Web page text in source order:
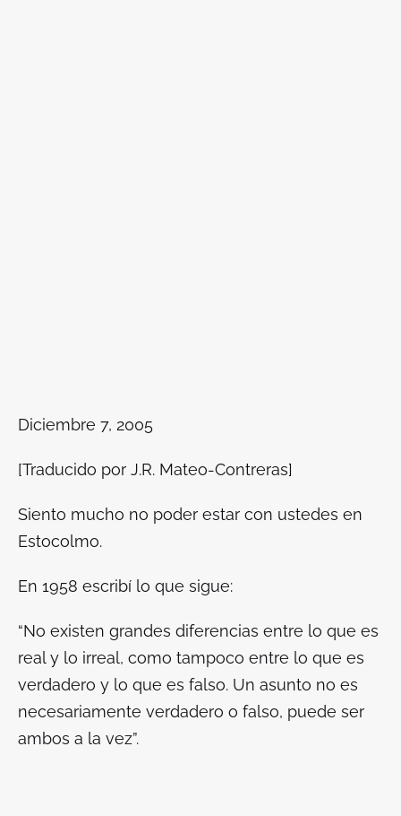
Diciembre 7, 2005
[Traducido por J.R. Mateo-Contreras]
Siento mucho no poder estar con ustedes en
Estocolmo.
En 1958 escribí lo que sigue:
“No existen grandes diferencias entre lo que es
real y lo irreal, como tampoco entre lo que es
verdadero y lo que es falso. Un asunto no es
necesariamente verdadero o falso, puede ser
ambos a la vez”.